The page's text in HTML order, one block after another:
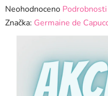
Průměrné
hodnocení
produktu
Neohodnoceno
Značka: Germaine de